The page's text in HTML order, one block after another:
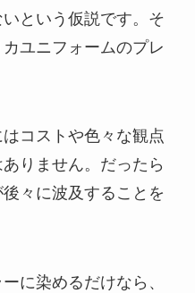
という仮説です。そ
ユニフォームのプレ
コストや色々な観点
りません。だったら
々に波及することを
に染めるだけなら、